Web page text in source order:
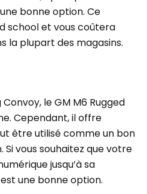
bonne option. Ce
school et vous coûtera
la plupart des magasins.
le GM M6 Rugged
Cependant, il offre
être utilisé comme un bon
vous souhaitez que votre
jusqu’à sa
une bonne option.